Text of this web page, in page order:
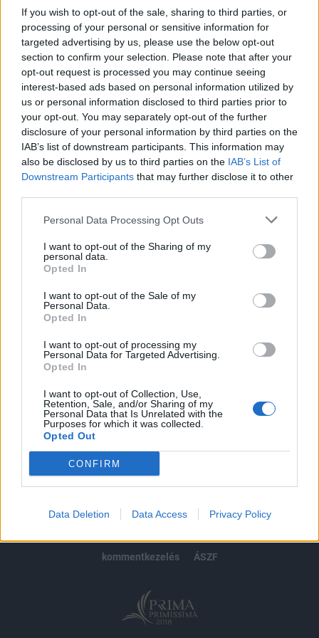
If you wish to opt-out of the sale, sharing to third parties, or
processing of your personal or sensitive information for
targeted advertising by us, please use the below opt-out
section to confirm your selection. Please note that after your
opt-out request is processed you may continue seeing
interest-based ads based on personal information utilized by
us or personal information disclosed to third parties prior to
your opt-out. You may separately opt-out of the further
disclosure of your personal information by third parties on the
IAB’s list of downstream participants. This information may
also be disclosed by us to third parties on the IAB’s List of
Downstream Participants that may further disclose it to other
Personal Data Processing Opt Outs
I want to opt-out of the Sharing of my
personal data.
Opted In
I want to opt-out of the Sale of my
Personal Data.
Opted In
I want to opt-out of processing my
Personal Data for Targeted Advertising.
Opted In
I want to opt-out of Collection, Use,
Retention, Sale, and/or Sharing of my
Personal Data that Is Unrelated with the
Purposes for which it was collected.
Opted Out
CONFIRM
Data Deletion Data Access Privacy Policy
tapasztalható a tokiói értéktőzsdén. Nap közben több mint
4%-kal is lejjebb volt az index, majd a kereskedés vége előtt
felfelé korrigált piac. A napi ármozgás így is az idei
legnagyobb mértékű volt. A dollár/yen árfolyam elérte a
103.25 yenes értéket, ami három és fél éves rekordnak
számít. Pár hónapja a 115-120...
KEDVES OLVASÓNK!
A keresett cikk a portfolio.hu hírarchívumához
Portfolio.hu teljes cikkarchívum
Kötéslisták: BÉT elmúlt 2 év napon belüli
kötéslistái
MÁR ELŐFIZETŐNK VAGY?
© 2026 Portfolio
impresszum
jogi nyilatkozat
süti beállítások
kommentkezelés
ÁSZF